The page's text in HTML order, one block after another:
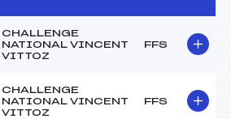
CHALLENGE
NATIONAL VINCENT
VITTOZ
FFS
CHALLENGE
NATIONAL VINCENT
VITTOZ
FFS